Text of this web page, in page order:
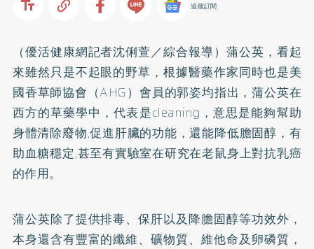
追蹤訂閱
（優活健康網記者沈俐萱／綜合報導）蒲公英，看起
來雖然只是不起眼的野草，根據醫藥作家同時也是美
國香草師協會（AHG）會員的郭姿均指出，蒲公英在
西方的草藥學中，代表是cleaning，意思是能夠幫助
身體清除廢物,促進肝臟的功能，還能降低膽固醇，有
助血糖穩定,甚至有實驗室在研究在老鼠身上對抗乳癌
的作用。
蒲公英除了提供排毒、保肝以及降膽固醇等功效外，
本身還含有豐富的纖維、礦物質、維他命及卵磷質，